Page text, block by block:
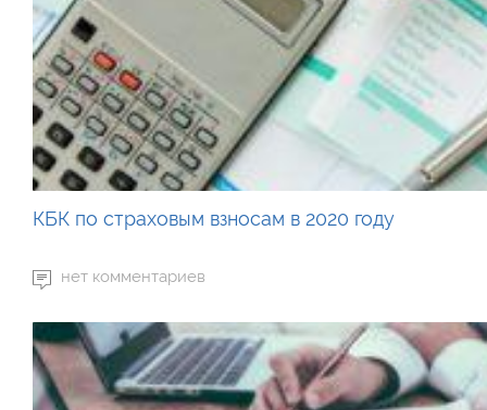
КБК по страховым взносам в 2020 году
нет комментариев